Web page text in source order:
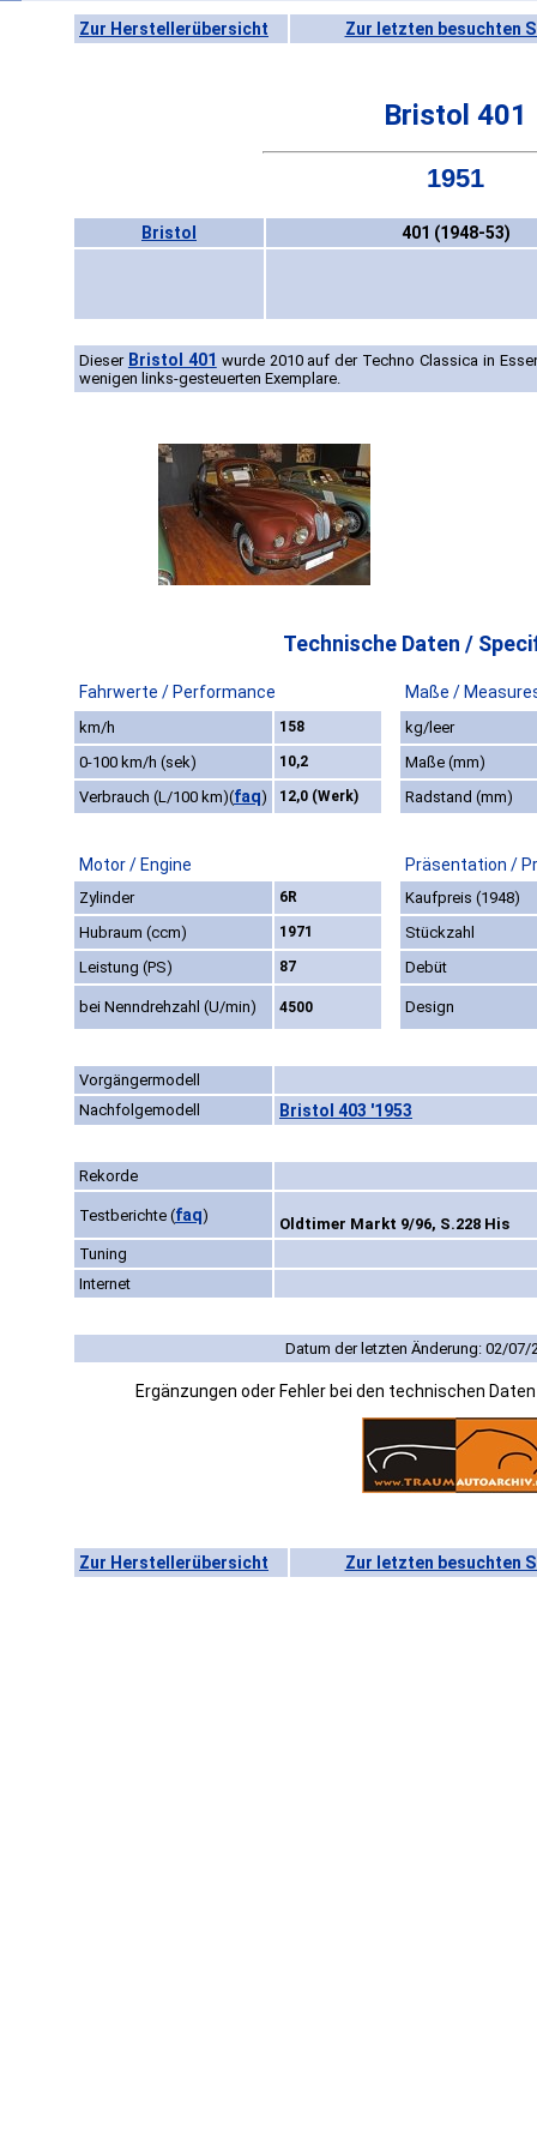
Zur Herstellerübersicht Zur letzten besuchten
Bristol 401
1951
Bristol 401 (1948-53)
Dieser Bristol 401 wurde 2010 auf der Techno Classica in
wenigen links-gesteuerten Exemplare.
Technische Daten /
Fahrwerte / Performance Maße /
km/h 158
kg/leer
0-100 km/h (sek)
10,2
Maße (mm)
Verbrauch (L/100 km)(faq) 12,0 (Werk) Radstand (mm)
Motor / Engine Präsentation /
Zylinder 6R
Kaufpreis (1948)
Hubraum (ccm)
1971
Stückzahl
Leistung (PS)
87 Debüt
bei Nenndrehzahl (U/min) 4500 Design
Vorgängermodell
Nachfolgemodell
Bristol 403 '1953
Rekorde
Testberichte (faq)
Oldtimer Markt 9/96, S.228 His
Tuning
Internet
Datum der letzten Änderung: 02/07/
Ergänzungen oder Fehler bei den technischen
Zur Herstellerübersicht Zur letzten besuchten